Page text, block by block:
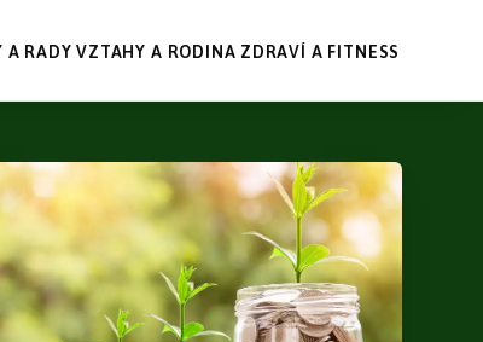
A RADY VZTAHY A RODINA ZDRAVÍ A FITNESS